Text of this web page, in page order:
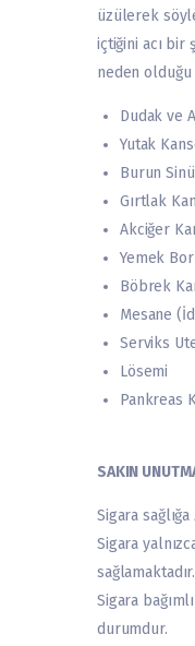
üzülerek
içtiğini acı bir
neden
Dudak ve
Yutak
Burun
Gırtlak
Akciğer
Yemek
Böbrek
Mesane
Serviks
Lösemi
Pankreas
SAKIN
Sigara sağlığa
Sigara
sağlamaktadır.
Sigara
durumdur.